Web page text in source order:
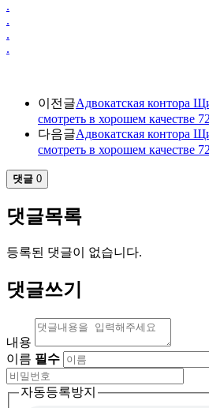
.
.
.
.
이전글Адвокатская контора
смотреть в хорошем качестве
다음글Адвокатская контора
смотреть в хорошем качестве
댓글 0
댓글목록
등록된 댓글이 없습니다.
댓글쓰기
내용
이름 필수
자동등록방지